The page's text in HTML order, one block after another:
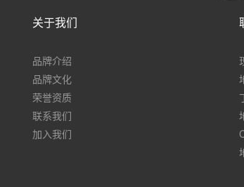
关于我们
品牌介绍
品牌文化
荣誉资质
联系我们
加入我们